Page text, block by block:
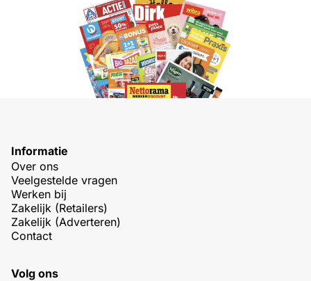
Informatie
Over ons
Veelgestelde vragen
Werken bij
Zakelijk (Retailers)
Zakelijk (Adverteren)
Contact
Volg ons